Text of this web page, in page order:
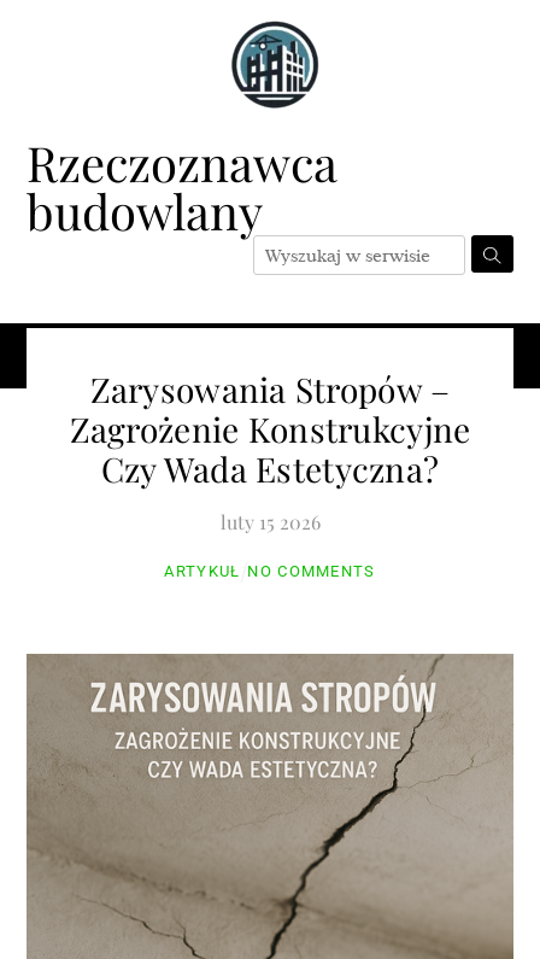
Rzeczoznawca
budowlany
Zarysowania Stropów –
Zagrożenie Konstrukcyjne
Czy Wada Estetyczna?
luty 15 2026
ARTYKUŁ NO COMMENTS